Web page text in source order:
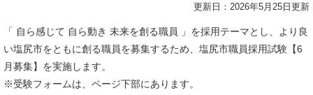
更新日：2026年5月25日更新
「 自ら感じて 自ら動き 未来を創る職員 」を採用テーマとし、より良
い塩尻市をともに創る職員を募集するため、塩尻市職員採用試験【6
月募集】を実施します。
​​※受験フォームは、ページ下部にあります。